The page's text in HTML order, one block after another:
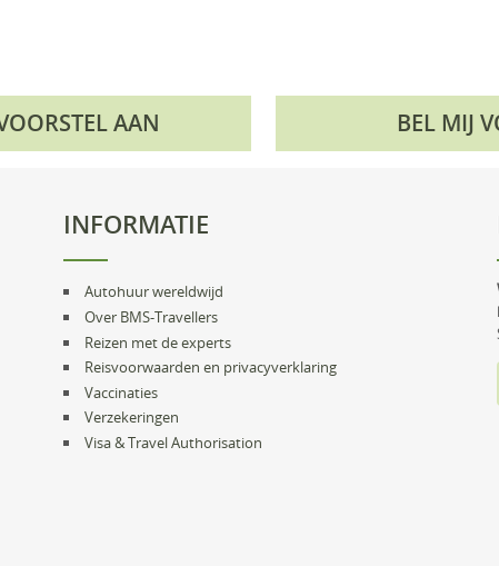
AAN BEL MIJ
INFORMATIE
Autohuur wereldwijd
Over BMS-Travellers
Reizen met de experts
Reisvoorwaarden en privacyverklaring
Vaccinaties
Verzekeringen
Visa & Travel Authorisation